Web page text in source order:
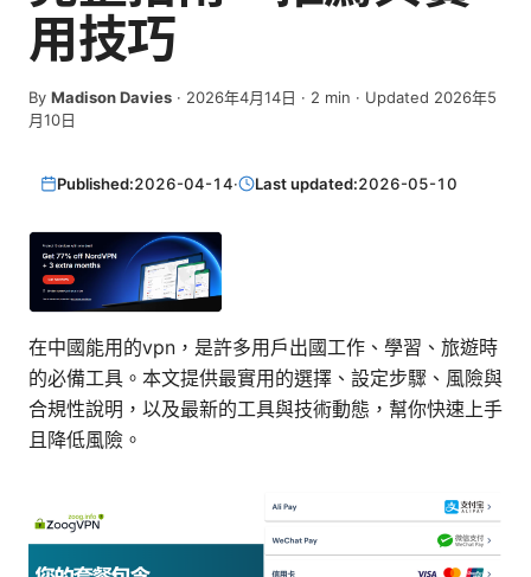
用技巧
By Madison Davies · 2026年4月14日 · 2 min · Updated 2026年5
月10日
Published:2026-04-14· Last updated:2026-05-10
在中國能用的vpn，是許多用戶出國工作、學習、旅遊時
的必備工具。本文提供最實用的選擇、設定步驟、風險與
合規性說明，以及最新的工具與技術動態，幫你快速上手
且降低風險。